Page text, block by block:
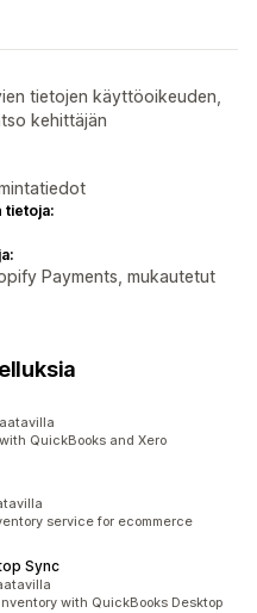
tietojen käyttöoikeuden,
kehittäjän
tietoja:
Payments, mukautetut
QuickBooks and Xero
service for ecommerce
Sync
with QuickBooks Desktop